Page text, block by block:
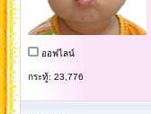
ออฟไลน์
กระทู้: 23,776